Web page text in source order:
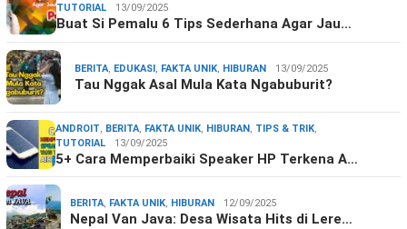
TUTORIAL
13/09/2025
Buat Si Pemalu 6 Tips Sederhana Agar Jau…
BERITA, EDUKASI, FAKTA UNIK, HIBURAN 13/09/2025
Tau Nggak Asal Mula Kata Ngabuburit?
ANDROIT, BERITA, FAKTA UNIK, HIBURAN, TIPS & TRIK,
TUTORIAL
13/09/2025
5+ Cara Memperbaiki Speaker HP Terkena A…
BERITA, FAKTA UNIK, HIBURAN 12/09/2025
Nepal Van Java: Desa Wisata Hits di Lere…